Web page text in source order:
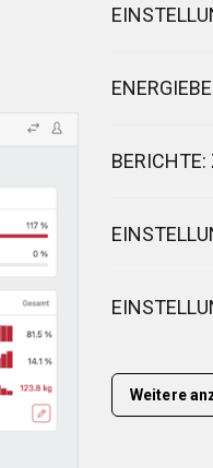
BERICHTE:
Weitere